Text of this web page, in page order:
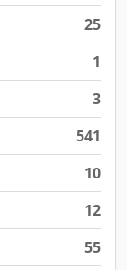
25
1
3
541
10
12
55